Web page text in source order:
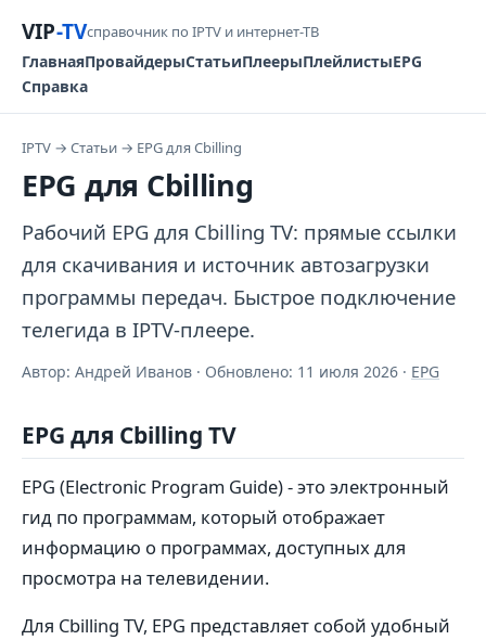
VIP-TVсправочник по IPTV и интернет-ТВ
ГлавнаяПровайдерыСтатьиПлеерыПлейлистыEPG
Справка
IPTV → Статьи → EPG для Cbilling
EPG для Cbilling
Рабочий EPG для Cbilling TV: прямые ссылки
для скачивания и источник автозагрузки
программы передач. Быстрое подключение
телегида в IPTV-плеере.
Автор: Андрей Иванов · Обновлено: 11 июля 2026 · EPG
EPG для Cbilling TV
EPG (Electronic Program Guide) - это электронный
гид по программам, который отображает
информацию о программах, доступных для
просмотра на телевидении.
Для Cbilling TV, EPG представляет собой удобный